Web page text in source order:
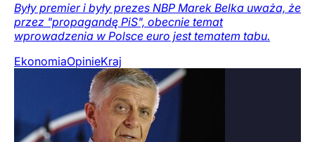
Były premier i były prezes NBP Marek Belka uważa, że
przez "propagandę PiS", obecnie temat
wprowadzenia w Polsce euro jest tematem tabu.
EkonomiaOpinieKraj